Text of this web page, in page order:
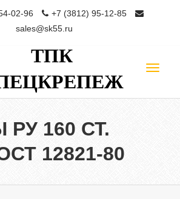
02-96
+7 (3812) 95-12-85
sales@sk55.ru
Toggle
ТПК
160 СТ.
12821-80